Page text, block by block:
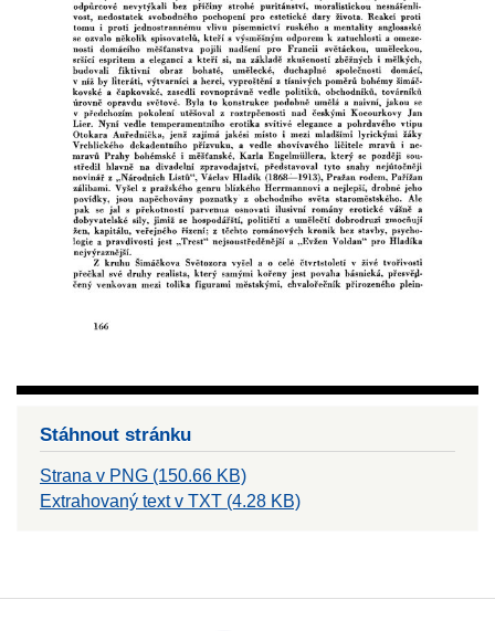
Stáhnout stránku
Strana v PNG (150.66 KB)
Extrahovaný text v TXT (4.28 KB)